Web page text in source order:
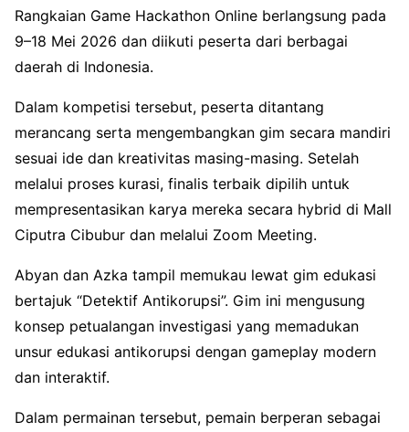
Rangkaian Game Hackathon Online berlangsung pada
9–18 Mei 2026 dan diikuti peserta dari berbagai
daerah di Indonesia.
Dalam kompetisi tersebut, peserta ditantang
merancang serta mengembangkan gim secara mandiri
sesuai ide dan kreativitas masing-masing. Setelah
melalui proses kurasi, finalis terbaik dipilih untuk
mempresentasikan karya mereka secara hybrid di Mall
Ciputra Cibubur dan melalui Zoom Meeting.
Abyan dan Azka tampil memukau lewat gim edukasi
bertajuk “Detektif Antikorupsi”. Gim ini mengusung
konsep petualangan investigasi yang memadukan
unsur edukasi antikorupsi dengan gameplay modern
dan interaktif.
Dalam permainan tersebut, pemain berperan sebagai